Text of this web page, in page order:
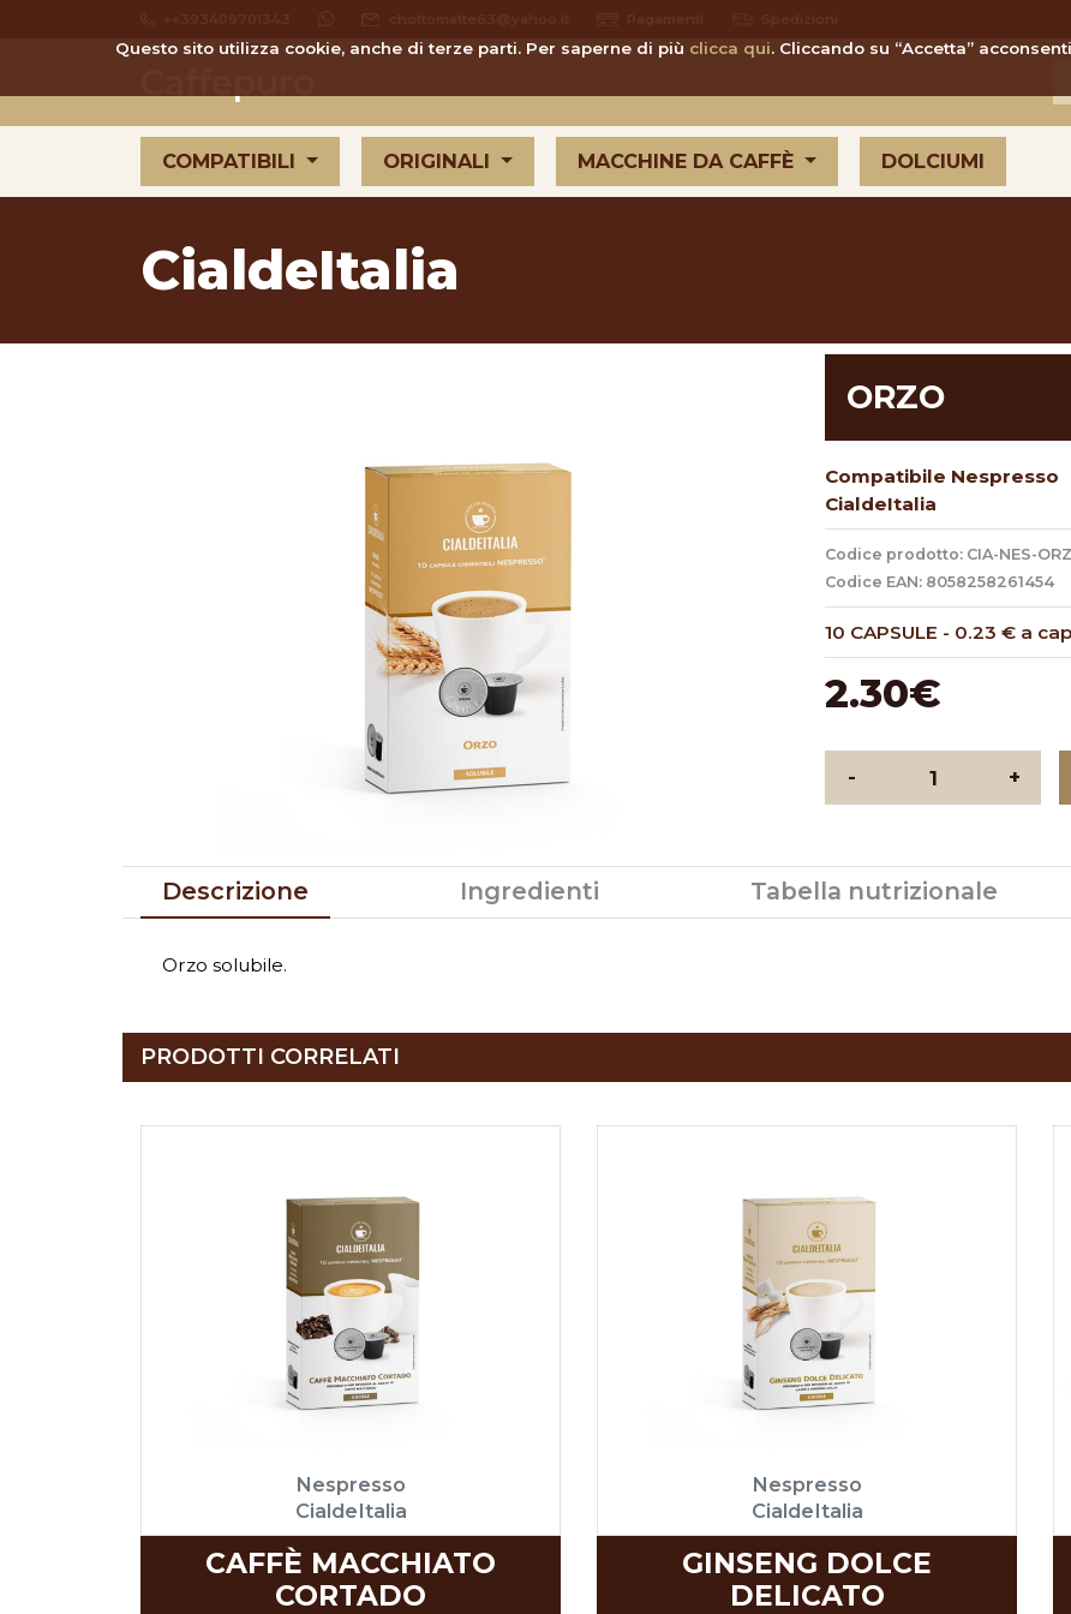
COMPATIBILI ORIGINALI MACCHINE DA CAFFÈ DOLCIUMI
CialdeItalia
ORZO
Compatibile Nespresso
CialdeItalia
Codice prodotto: CIA-NES-
Codice EAN: 8058258261454
10 CAPSULE - 0.23 € a
2.30€
- +
Descrizione Ingredienti Tabella nutrizionale
Orzo solubile.
PRODOTTI CORRELATI
Nespresso
CialdeItalia
CAFFÈ MACCHIATO
CORTADO
Nespresso
CialdeItalia
GINSENG DOLCE
DELICATO
Questo sito utilizza cookie, anche di terze parti. Per saperne di più clicca qui. Cliccando su “Accetta”